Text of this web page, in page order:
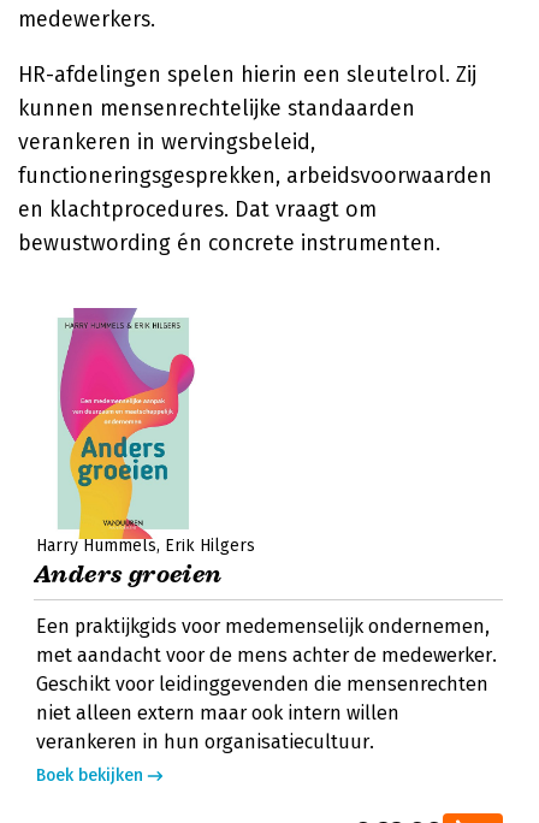
medewerkers.
HR-afdelingen spelen hierin een sleutelrol. Zij
kunnen mensenrechtelijke standaarden
verankeren in wervingsbeleid,
functioneringsgesprekken, arbeidsvoorwaarden
en klachtprocedures. Dat vraagt om
bewustwording én concrete instrumenten.
Harry Hummels Erik Hilgers
Anders groeien
Een praktijkgids voor medemenselijk ondernemen,
met aandacht voor de mens achter de medewerker.
Geschikt voor leidinggevenden die mensenrechten
niet alleen extern maar ook intern willen
verankeren in hun organisatiecultuur.
Boek bekijken